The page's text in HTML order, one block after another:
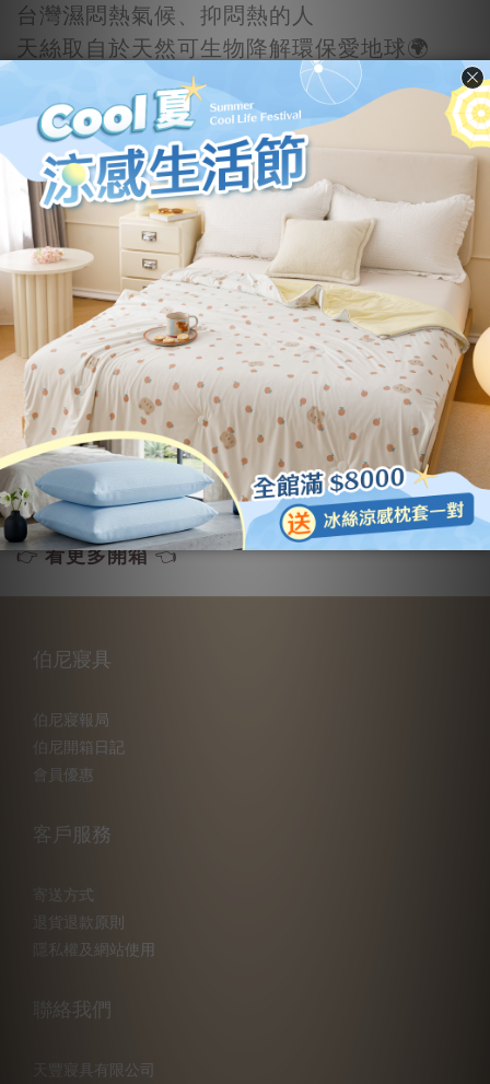
台灣濕悶熱氣候、抑悶熱的人
天絲取自於天然可生物降解環保愛地球🌍
吸濕、排汗性佳、適合抗菌、抗菌抗菌、親
膚性佳
不誇張！睡過就真的回不去了！
直接大幅提升睡眠品質❤️
『素人小檔案』
🐿️ᴘɪɴ
日常║穿搭║美妝║活動║住宿║直播
👉 看更多開箱 👈
伯尼寢具
伯尼寢報局
伯尼開箱日記
會員優惠
客戶服務
寄送方式
退貨退款原則
隱私權及網站使用
聯絡我們
天豐寢具有限公司